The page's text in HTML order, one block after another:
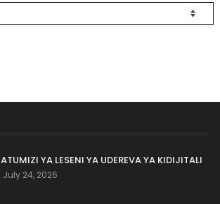
YA LESENI YA UDEREVA YA KIDIJITALI
July 24, 2026